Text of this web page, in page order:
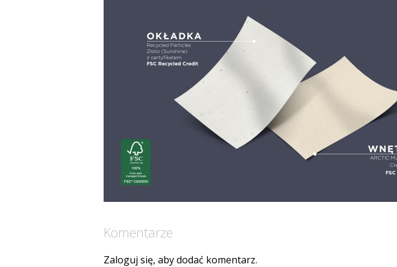
Komentarze
Zaloguj się, aby dodać komentarz.